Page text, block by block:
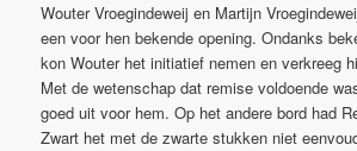
Wouter Vroegindeweij en Martijn
een voor hen bekende opening. Ondanks
kon Wouter het initiatief nemen en verkreeg
Met de wetenschap dat remise voldoende
goed uit voor hem. Op het andere bord had
Zwart het met de zwarte stukken niet